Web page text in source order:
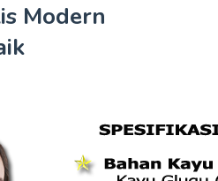
Modern